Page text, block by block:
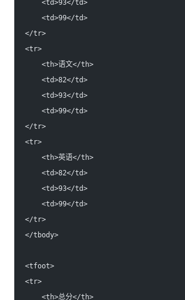
    <td>93</td>
    <td>99</td>
</tr>
<tr>
    <th>语文</th>
    <td>82</td>
    <td>93</td>
    <td>99</td>
</tr>
<tr>
    <th>英语</th>
    <td>82</td>
    <td>93</td>
    <td>99</td>
</tr>
</tbody>
<tfoot>
<tr>
    <th>总分</th>